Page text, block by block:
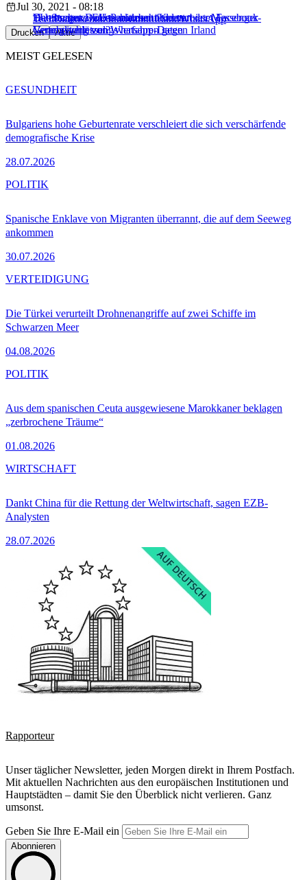
Datenschutz: EU-Parlament fordert
Vertragsverletzungsverfahren gegen Irland
Hamburger Datenschutzbehörde verbietet Facebook
Verarbeitung von Whatsapp-Daten
EU-Staaten wollen mitlesen: Kommt der Messenger-
Generalschlüssel?
Jul 30, 2021 - 08:18
TechDatenschutzInnovationIrlandWhatsApp
Drucken Aktie
MEIST GELESEN
Bulgariens hohe Geburtenrate verschleiert die sich verschärfende
demografische Krise
28.07.2026
GESUNDHEIT
Spanische Enklave von Migranten überrannt, die auf dem Seeweg
ankommen
30.07.2026
POLITIK
Die Türkei verurteilt Drohnenangriffe auf zwei Schiffe im
Schwarzen Meer
04.08.2026
VERTEIDIGUNG
Aus dem spanischen Ceuta ausgewiesene Marokkaner beklagen
„zerbrochene Träume“
01.08.2026
POLITIK
Dankt China für die Rettung der Weltwirtschaft, sagen EZB-
Analysten
28.07.2026
WIRTSCHAFT
Rapporteur
Unser täglicher Newsletter, jeden Morgen direkt in Ihrem Postfach.
Mit aktuellen Nachrichten aus den europäischen Institutionen und
Hauptstädten – damit Sie den Überblick nicht verlieren. Ganz
umsonst.
Geben Sie Ihre E-Mail ein
Abonnieren